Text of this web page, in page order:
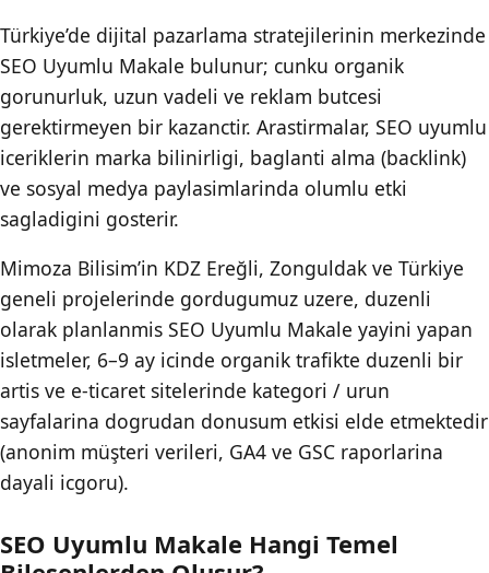
Türkiye’de dijital pazarlama stratejilerinin merkezinde
SEO Uyumlu Makale bulunur; cunku organik
gorunurluk, uzun vadeli ve reklam butcesi
gerektirmeyen bir kazanctir. Arastirmalar, SEO uyumlu
iceriklerin marka bilinirligi, baglanti alma (backlink)
ve sosyal medya paylasimlarinda olumlu etki
sagladigini gosterir.
Mimoza Bilisim’in KDZ Ereğli, Zonguldak ve Türkiye
geneli projelerinde gordugumuz uzere, duzenli
olarak planlanmis SEO Uyumlu Makale yayini yapan
isletmeler, 6–9 ay icinde organik trafikte duzenli bir
artis ve e-ticaret sitelerinde kategori / urun
sayfalarina dogrudan donusum etkisi elde etmektedir
(anonim müşteri verileri, GA4 ve GSC raporlarina
dayali icgoru).
SEO Uyumlu Makale Hangi Temel